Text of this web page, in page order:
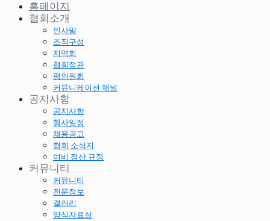
홈페이지
협회소개
인사말
조직구성
지역회
협회정관
평의원회
커뮤니케이션 채널
공지사항
공지사항
행사일정
채용공고
협회 소식지
여비 정산 규정
커뮤니티
커뮤니티
전문정보
갤러리
양식자료실